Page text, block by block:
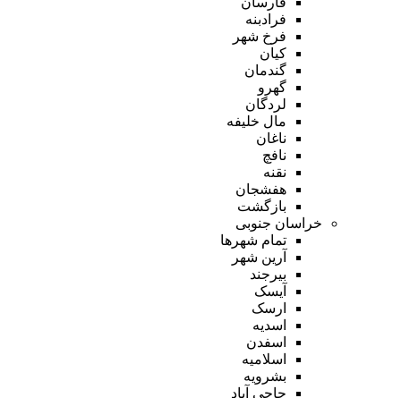
فرادبنه
فرخ شهر
کیان
گندمان
گهرو
لردگان
مال خلیفه
ناغان
نافچ
نقنه
هفشجان
بازگشت
خراسان جنوبی
تمام شهر‌ها
آرین شهر
بیرجند
آیسک
ارسک
اسدیه
اسفدن
اسلامیه
بشرویه
حاجی آباد